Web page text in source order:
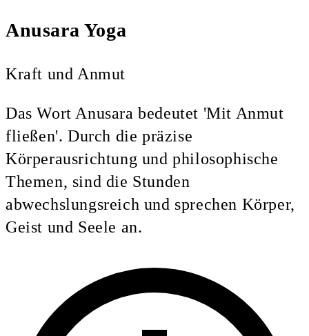
Anusara Yoga
Kraft und Anmut
Das Wort Anusara bedeutet 'Mit Anmut
fließen'. Durch die präzise
Körperausrichtung und philosophische
Themen, sind die Stunden
abwechslungsreich und sprechen Körper,
Geist und Seele an.